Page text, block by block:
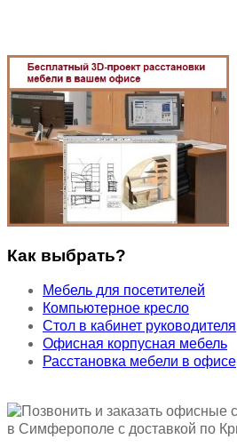
Как выбрать?
Мебель для посетителей
Компьютерное кресло
Стол в кабинет руководителя
Офисная корпусная мебель
Расстановка мебели в офисе